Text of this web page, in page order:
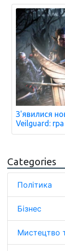
З'явилися
Veilguard:
Categories
Політика
Бізнес
Мистецтво